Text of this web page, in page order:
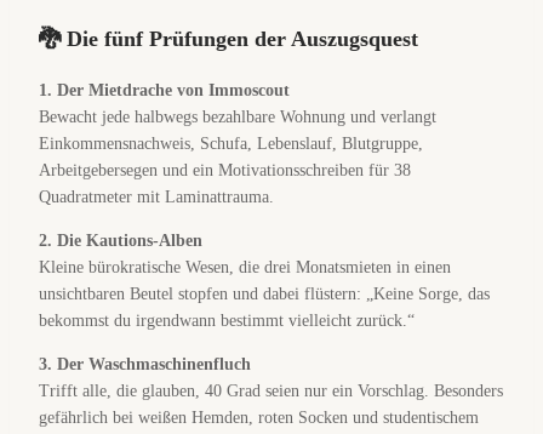
🐉 Die fünf Prüfungen der Auszugsquest
1. Der Mietdrache von Immoscout
Bewacht jede halbwegs bezahlbare Wohnung und verlangt
Einkommensnachweis, Schufa, Lebenslauf, Blutgruppe,
Arbeitgebersegen und ein Motivationsschreiben für 38
Quadratmeter mit Laminattrauma.
2. Die Kautions-Alben
Kleine bürokratische Wesen, die drei Monatsmieten in einen
unsichtbaren Beutel stopfen und dabei flüstern: „Keine Sorge, das
bekommst du irgendwann bestimmt vielleicht zurück.“
3. Der Waschmaschinenfluch
Trifft alle, die glauben, 40 Grad seien nur ein Vorschlag. Besonders
gefährlich bei weißen Hemden, roten Socken und studentischem